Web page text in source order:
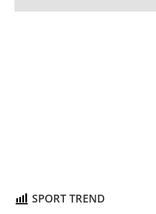
SPORT TREND